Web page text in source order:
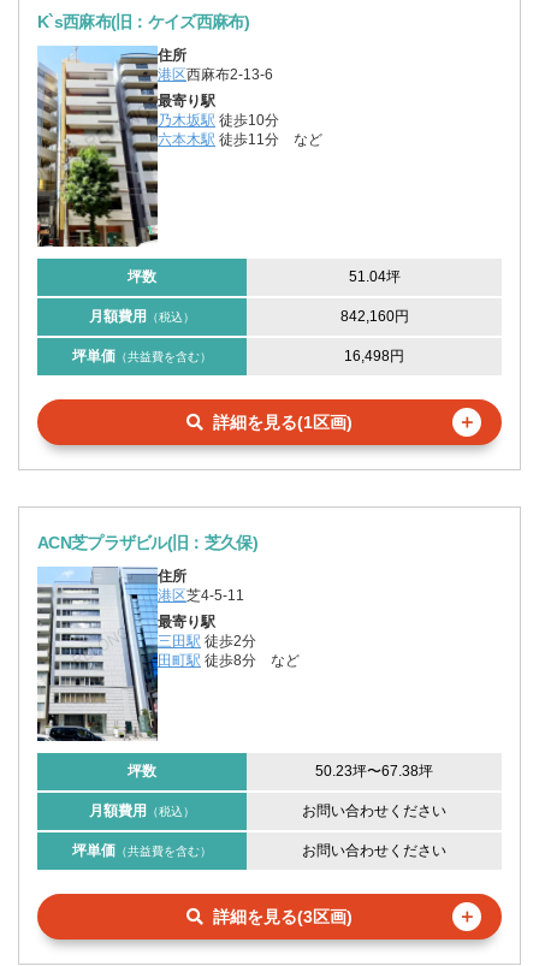
K`s西麻布(旧：ケイズ西麻布)
住所
港区西麻布2-13-6
最寄り駅
乃木坂駅 徒歩10分
六本木駅 徒歩11分 など
坪数 51.04坪
月額費用 （税込） 842,160円
坪単価 （共益費を含む） 16,498円
詳細を見る(1区画) ＋
ACN芝プラザビル(旧：芝久保)
住所
港区芝4-5-11
最寄り駅
三田駅 徒歩2分
田町駅 徒歩8分 など
坪数 50.23坪〜67.38坪
月額費用 （税込） お問い合わせください
坪単価 （共益費を含む） お問い合わせください
詳細を見る(3区画) ＋